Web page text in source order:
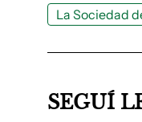
La Sociedad
SEGUÍ